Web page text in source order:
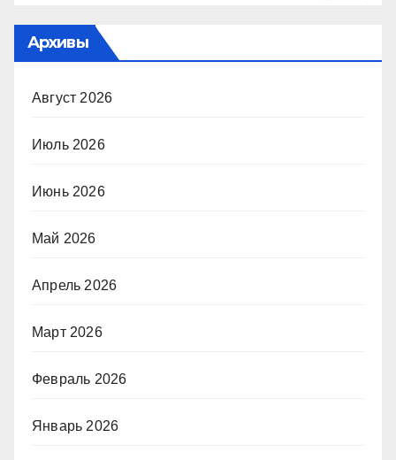
Архивы
Август 2026
Июль 2026
Июнь 2026
Май 2026
Апрель 2026
Март 2026
Февраль 2026
Январь 2026